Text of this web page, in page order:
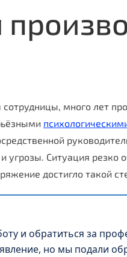
много лет
угрозы. Ситуация резко
достигло такой
и обратиться за
но мы подали